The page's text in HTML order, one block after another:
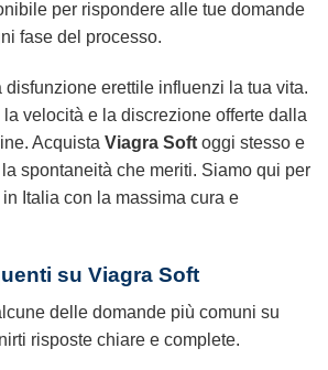
per rispondere alle tue domande
fase del processo.
disfunzione erettile influenzi la tua vita.
velocità e la discrezione offerte dalla
Acquista Viagra Soft oggi stesso e
spontaneità che meriti. Siamo qui per
Italia con la massima cura e
su Viagra Soft
delle domande più comuni su
risposte chiare e complete.